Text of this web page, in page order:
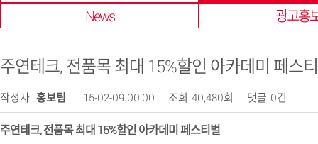
News
광고홍
주연테크, 전품목 최대 15%할인 아카데미 페스
작성자 홍보팀 15-02-09 00:00 조회 40,480회 댓글 0건
주연테크, 전품목 최대 15%할인 아카데미 페스티벌